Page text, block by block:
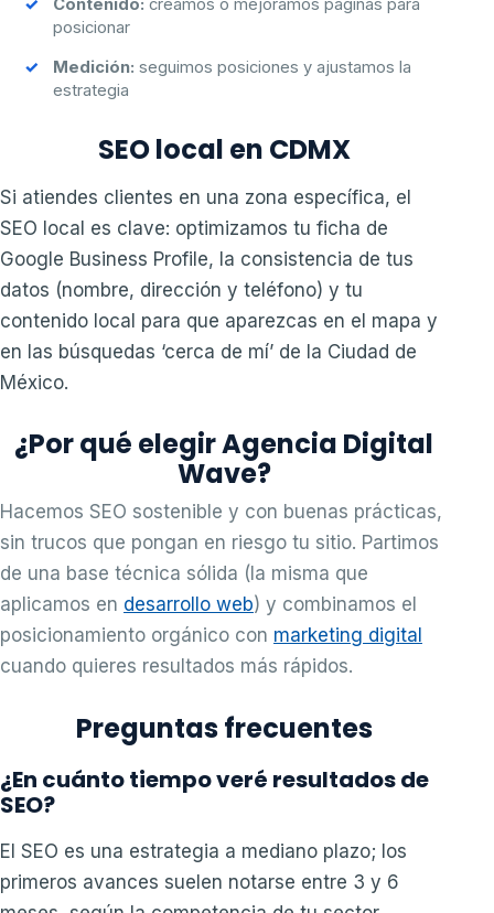
Contenido: creamos o mejoramos páginas para
posicionar
Medición: seguimos posiciones y ajustamos la
estrategia
SEO local en CDMX
Si atiendes clientes en una zona específica, el
SEO local es clave: optimizamos tu ficha de
Google Business Profile, la consistencia de tus
datos (nombre, dirección y teléfono) y tu
contenido local para que aparezcas en el mapa y
en las búsquedas ‘cerca de mí’ de la Ciudad de
México.
¿Por qué elegir Agencia Digital
Wave?
Hacemos SEO sostenible y con buenas prácticas,
sin trucos que pongan en riesgo tu sitio. Partimos
de una base técnica sólida (la misma que
aplicamos en desarrollo web) y combinamos el
posicionamiento orgánico con marketing digital
cuando quieres resultados más rápidos.
Preguntas frecuentes
¿En cuánto tiempo veré resultados de
SEO?
El SEO es una estrategia a mediano plazo; los
primeros avances suelen notarse entre 3 y 6